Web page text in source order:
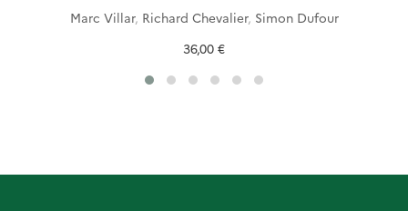
Marc Villar, Richard Chevalier, Simon Dufour
36,00 €